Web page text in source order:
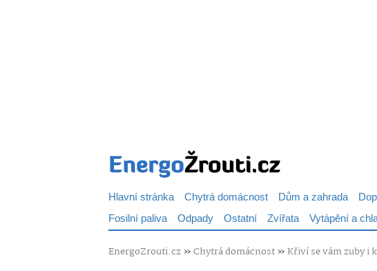
Hlavní stránka Chytrá domácnost Dům a zahrada
Fosilní paliva Odpady Ostatní Zvířata Vytápění a
EnergoZrouti.cz»Chytrá domácnost»Křiví se vám zuby i